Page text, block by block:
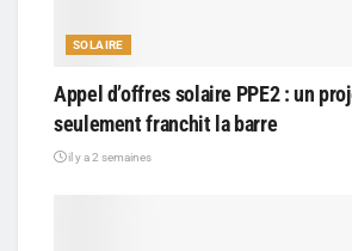
SOLAIRE
Appel d’offres solaire PPE2 : un
seulement franchit la barre
il y a 2 semaines